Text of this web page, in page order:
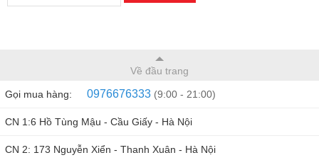
Về đầu trang
Gọi mua hàng: 0976676333 (9:00 - 21:00)
CN 1:6 Hồ Tùng Mậu - Cầu Giấy - Hà Nội
CN 2: 173 Nguyễn Xiển - Thanh Xuân - Hà Nội